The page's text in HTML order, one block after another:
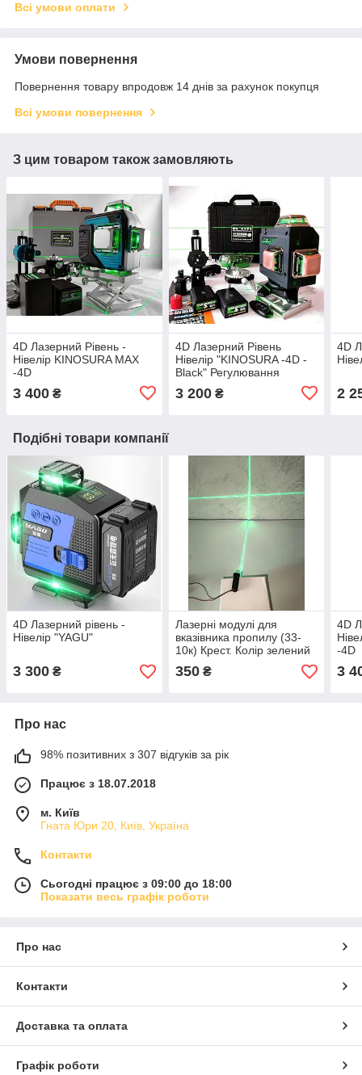
Всі умови оплати
Умови повернення
Повернення товару впродовж 14 днів за рахунок покупця
Всі умови повернення
З цим товаром також замовляють
4D Лазерний Рівень -
Нівелір KINOSURA MAX
-4D
3 400 ₴
4D Лазерний Рівень
Нівелір "KINOSURA -4D -
Black" Регулювання
лазерні діоди Sharp
3 200₴
4D
2
Подібні товари компанії
4D Лазерний рівень -
Нівелір "YAGU"
3 300 ₴
Лазерні модулі для
вказівника пропилу (33-
10к) Крест. Колір зелений
350₴
4D
-4D
3
Про нас
98% позитивних з 307 відгуків за рік
Працює з 18.07.2018
м. Київ
Гната Юри 20, Київ, Україна
Контакти
Сьогодні працює з 09:00 до 18:00
Показати весь графік роботи
Про нас
Контакти
Доставка та оплата
Графік роботи